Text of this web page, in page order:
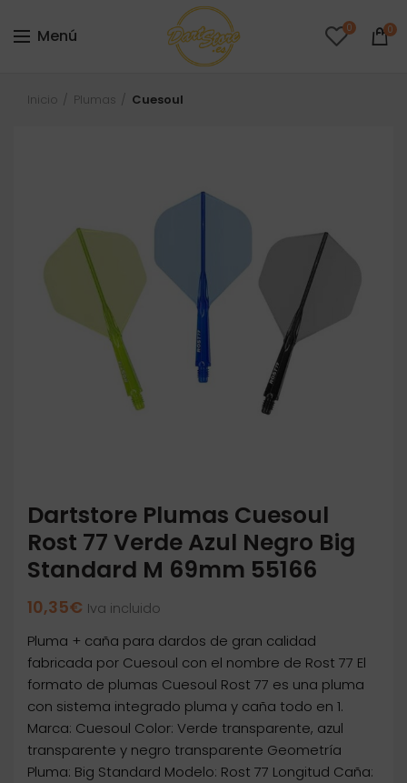
Menú 0 0
Inicio Plumas Cuesoul
Dartstore Plumas Cuesoul
Rost 77 Verde Azul Negro Big
Standard M 69mm 55166
10,35€ Iva incluido
Pluma + caña para dardos de gran calidad
fabricada por Cuesoul con el nombre de Rost 77 El
formato de plumas Cuesoul Rost 77 es una pluma
con sistema integrado pluma y caña todo en 1.
Marca: Cuesoul Color: Verde transparente, azul
transparente y negro transparente Geometría
Pluma: Big Standard Modelo: Rost 77 Longitud Caña: